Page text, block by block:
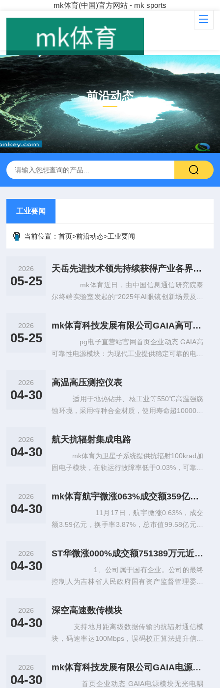
mk体育(中国)官方网站 - mk sports
前沿动态
NEWS CENTER
工业要闻
当前位置：首页>前沿动态>工业要闻
2026
05-25
天岳先进技术领先持续获得产业各界认可
mk体育近日，由中国信息通信研究院泰
尔终端实验室发起的“2025年AI眼镜创新场景及优
演进与应用场景持
2026
05-25
mk体育科技发展有限公司GAIA高可靠性电源模块：为现代工业提供稳定可靠的电力保障
pg电子直营站官网首页企业动态 GAIA高
可靠性电源模块：为现代工业提供稳定可靠的电力
统的需求越来越高。在这个过
2026
04-30
高温高压测控仪表
适用于地热钻井、核工业等550℃高温强腐
蚀环境，采用特种合金材质，使用寿命超10000小
2026
04-30
航天抗辐射集成电路
mk体育为卫星子系统提供抗辐射100krad加
固电子模块，在轨运行故障率低于0.03%，可靠性
2026
04-30
mk体育航宇微涨063%成交额359亿元近3日主力净流入-14428万
11月17日，航宇微涨0.63%，成交
额3.59亿元，换手率3.87%，总市值99.58亿元。
2026
04-30
ST华微涨000%成交额751389万元近3日主力净流入-142031万
1、公司属于国有企业。公司的最终
控制人为吉林省人民政府国有资产监督管理委员
有合作关系，有MOSFET等产
2026
04-30
深空高速数传模块
支持地月距离级数据传输的抗辐射通信模
块，码速率达100Mbps，误码校正算法提升信号
2026
04-30
mk体育科技发展有限公司GAIA电源模块无光电耦合产品更安全可靠
首页企业动态 GAIA电源模块无光电耦